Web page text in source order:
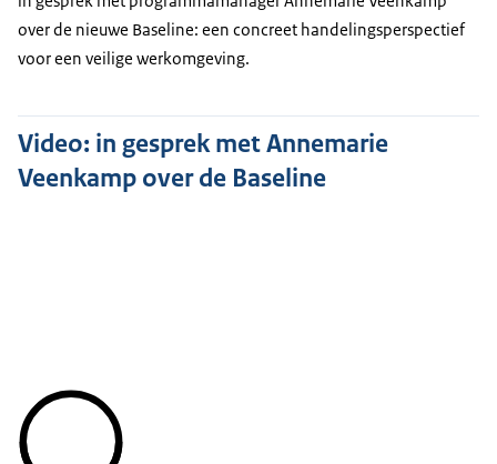
over de nieuwe Baseline: een concreet handelingsperspectief
voor een veilige werkomgeving.
Video: in gesprek met Annemarie
Veenkamp over de Baseline